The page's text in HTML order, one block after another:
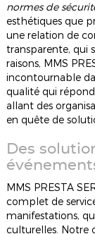
normes de
esthétiques que
une relation de
transparente, qui
raisons, MMS
incontournable
qualité qui
allant des
en quête de
Des
MMS PRESTA
complet de
manifestations,
culturelles. Notre